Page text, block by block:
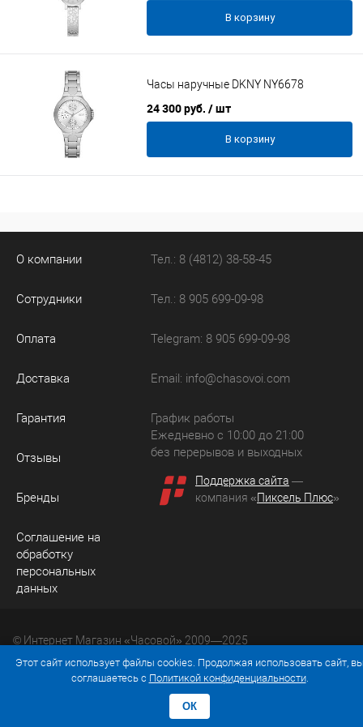
В корзину
Часы наручные DKNY NY6678
24 300 руб. / шт
В корзину
О компании
Сотрудники
Оплата
Доставка
Гарантия
Отзывы
Бренды
Соглашение на
обработку
персональных
данных
Тел.: 8 (4812) 38-58-45
Тел.: 8 905 699-09-98
Telegram: 8 905 699-09-98
Email: info@chasovoi.com
График работы
Ежедневно с 10:00 до 21:00
без перерывов и выходных
Поддержка сайта —
компания «Пиксель Плюс»
© Интернет Магазин «Часовой» 2009—2025
Юридический адрес: 214036 Россия, г. Смоленск, ул.
Рыленкова, д. 61а, кв. 24.
Этот сайт использует файлы cookies. Продолжая использовать сайт,
соглашаетесь с Политикой конфиденциальности.
ОК